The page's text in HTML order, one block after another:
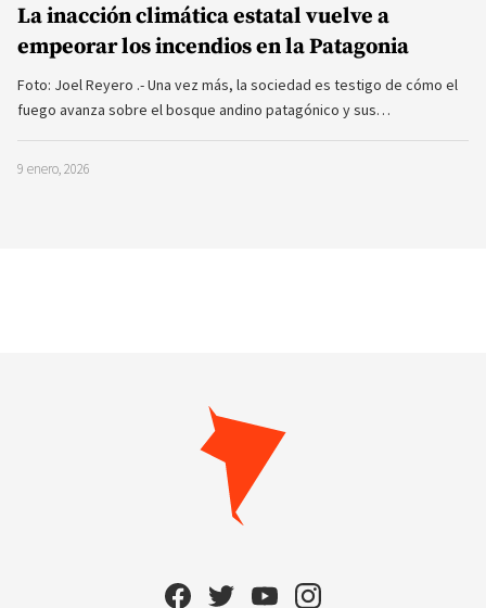
La inacción climática estatal vuelve a
empeorar los incendios en la Patagonia
Foto: Joel Reyero .- Una vez más, la sociedad es testigo de cómo el
fuego avanza sobre el bosque andino patagónico y sus…
9 enero, 2026